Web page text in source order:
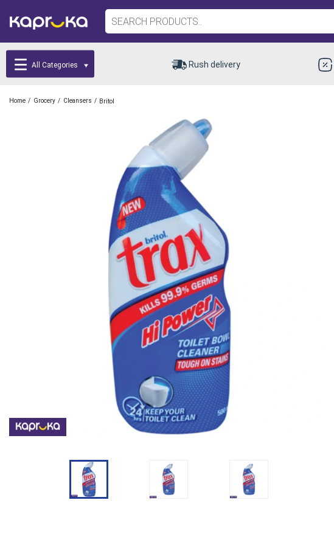
All Categories Rush delivery
Home / Grocery / Cleansers / Britol